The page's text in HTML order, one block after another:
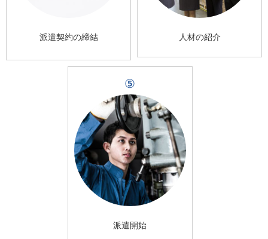
派遣契約の締結 人材の紹介
⑤
派遣開始